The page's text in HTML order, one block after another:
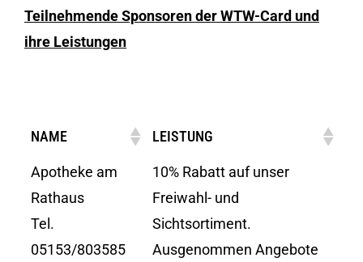
Teilnehmende Sponsoren der WTW-Card und
ihre Leistungen
NAME LEISTUNG
Apotheke am
Rathaus
Tel.
05153/803585
10% Rabatt auf unser
Freiwahl- und
Sichtsortiment.
Ausgenommen Angebote